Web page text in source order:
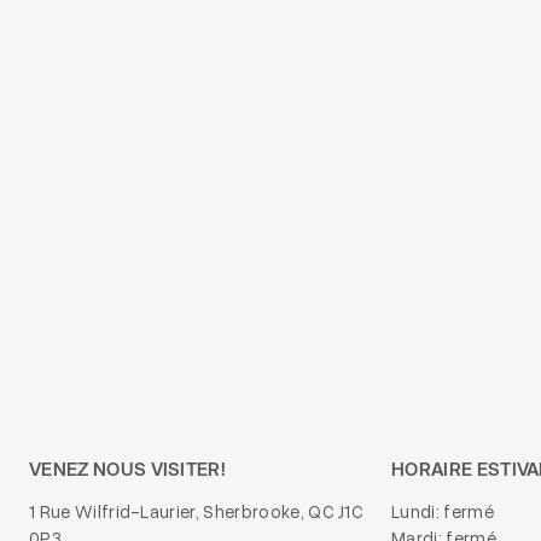
VENEZ NOUS VISITER!
1 Rue Wilfrid-Laurier, Sherbrooke, QC J1C
HORAIRE
Lundi: fermé